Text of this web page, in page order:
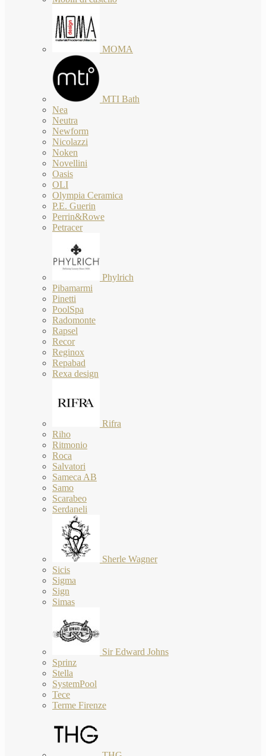
MOMA
MTI Bath
Nea
Neutra
Newform
Nicolazzi
Noken
Novellini
Oasis
OLI
Olympia Ceramica
P.E. Guerin
Perrin&Rowe
Petracer
Phylrich
Pibamarmi
Pinetti
PoolSpa
Radomonte
Rapsel
Recor
Reginox
Repabad
Rexa design
Rifra
Riho
Ritmonio
Roca
Salvatori
Sameca AB
Samo
Scarabeo
Serdaneli
Sherle Wagner
Sicis
Sigma
Sign
Simas
Sir Edward Johns
Sprinz
Stella
SystemPool
Tece
Terme Firenze